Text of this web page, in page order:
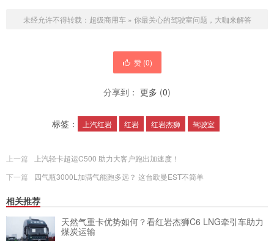
未经允许不得转载： 超级商用车» 你最关心的驾驶室问题，大咖来解答
赞 (0)
分享到： 更多 (0)
标签： 上汽红岩 红岩 红岩杰狮 驾驶室
上一篇
上汽轻卡超运C500 助力大客户跑出加速度！
下一篇
四气瓶3000L加满气能跑多远？ 这台欧曼EST不简单
相关推荐
天然气重卡优势如何？看红岩杰狮C6 LNG牵引车助力
煤炭运输